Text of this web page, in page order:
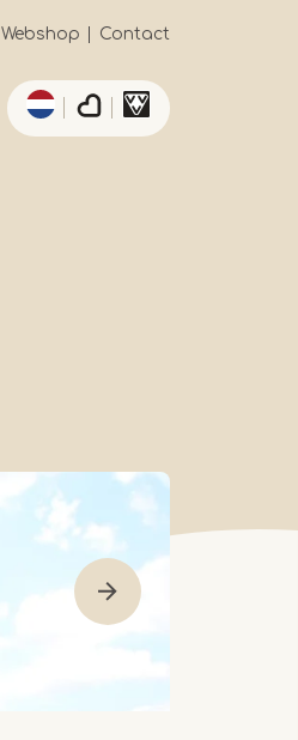
Secundaïre
navigatie
Webshop Contact
Aanvullende acties